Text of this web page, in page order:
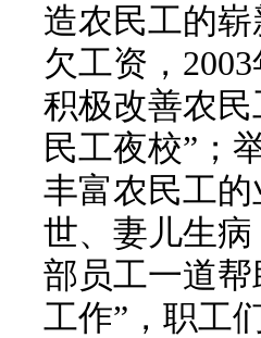
造农民工的
欠工资， 2003
积极改善农
民工夜校”；
丰富农民工
世、妻儿生
部员工一道帮
工作”，职工